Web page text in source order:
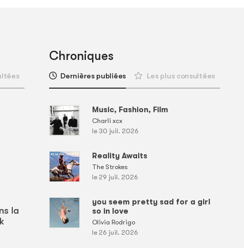
la
Chroniques
Dernières publiées Les plus consultées
Music, Fashion, Film
Charli xcx
le 30 juil. 2026
Reality Awaits
The Strokes
le 29 juil. 2026
you seem pretty sad for a girl
so in love
Olivia Rodrigo
le 26 juil. 2026